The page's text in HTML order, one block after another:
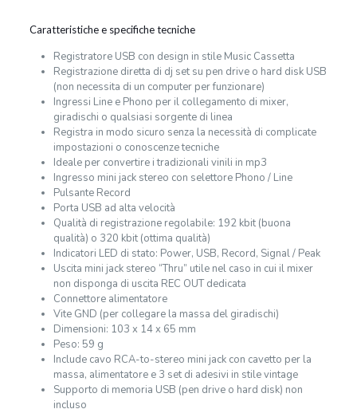
Caratteristiche e specifiche tecniche
Registratore USB con design in stile Music Cassetta
Registrazione diretta di dj set su pen drive o hard disk USB
(non necessita di un computer per funzionare)
Ingressi Line e Phono per il collegamento di mixer,
giradischi o qualsiasi sorgente di linea
Registra in modo sicuro senza la necessità di complicate
impostazioni o conoscenze tecniche
Ideale per convertire i tradizionali vinili in mp3
Ingresso mini jack stereo con selettore Phono / Line
Pulsante Record
Porta USB ad alta velocità
Qualità di registrazione regolabile: 192 kbit (buona
qualità) o 320 kbit (ottima qualità)
Indicatori LED di stato: Power, USB, Record, Signal / Peak
Uscita mini jack stereo “Thru” utile nel caso in cui il mixer
non disponga di uscita REC OUT dedicata
Connettore alimentatore
Vite GND (per collegare la massa del giradischi)
Dimensioni: 103 x 14 x 65 mm
Peso: 59 g
Include cavo RCA-to-stereo mini jack con cavetto per la
massa, alimentatore e 3 set di adesivi in stile vintage
Supporto di memoria USB (pen drive o hard disk) non
incluso